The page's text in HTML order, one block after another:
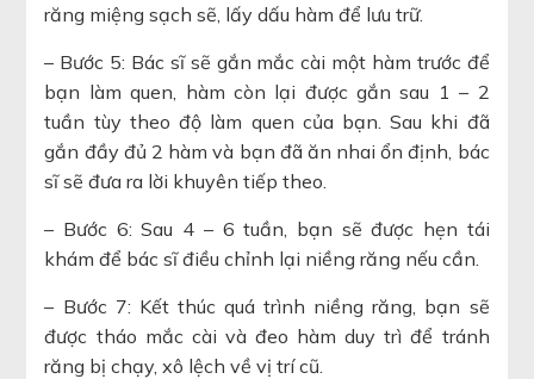
răng miệng sạch sẽ, lấy dấu hàm để lưu trữ.
– Bước 5: Bác sĩ sẽ gắn mắc cài một hàm trước để
bạn làm quen, hàm còn lại được gắn sau 1 – 2
tuần tùy theo độ làm quen của bạn. Sau khi đã
gắn đầy đủ 2 hàm và bạn đã ăn nhai ổn định, bác
sĩ sẽ đưa ra lời khuyên tiếp theo.
– Bước 6: Sau 4 – 6 tuần, bạn sẽ được hẹn tái
khám để bác sĩ điều chỉnh lại niềng răng nếu cần.
– Bước 7: Kết thúc quá trình niềng răng, bạn sẽ
được tháo mắc cài và đeo hàm duy trì để tránh
răng bị chạy, xô lệch về vị trí cũ.